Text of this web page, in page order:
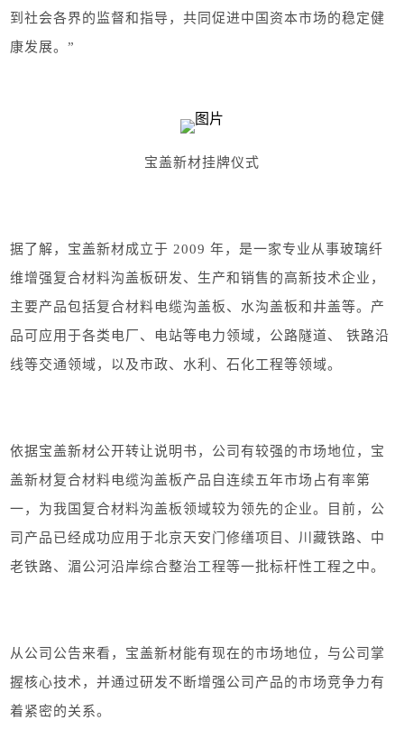
到社会各界的监督和指导，共同促进中国资本市场的稳定健
康发展。”
宝盖新材挂牌仪式
据了解，宝盖新材成立于 2009 年，是一家专业从事玻璃纤
维增强复合材料沟盖板研发、生产和销售的高新技术企业，
主要产品包括复合材料电缆沟盖板、水沟盖板和井盖等。产
品可应用于各类电厂、电站等电力领域，公路隧道、 铁路沿
线等交通领域，以及市政、水利、石化工程等领域。
依据宝盖新材公开转让说明书，公司有较强的市场地位，宝
盖新材复合材料电缆沟盖板产品自连续五年市场占有率第
一，为我国复合材料沟盖板领域较为领先的企业。目前，公
司产品已经成功应用于北京天安门修缮项目、川藏铁路、中
老铁路、湄公河沿岸综合整治工程等一批标杆性工程之中。
从公司公告来看，宝盖新材能有现在的市场地位，与公司掌
握核心技术，并通过研发不断增强公司产品的市场竞争力有
着紧密的关系。